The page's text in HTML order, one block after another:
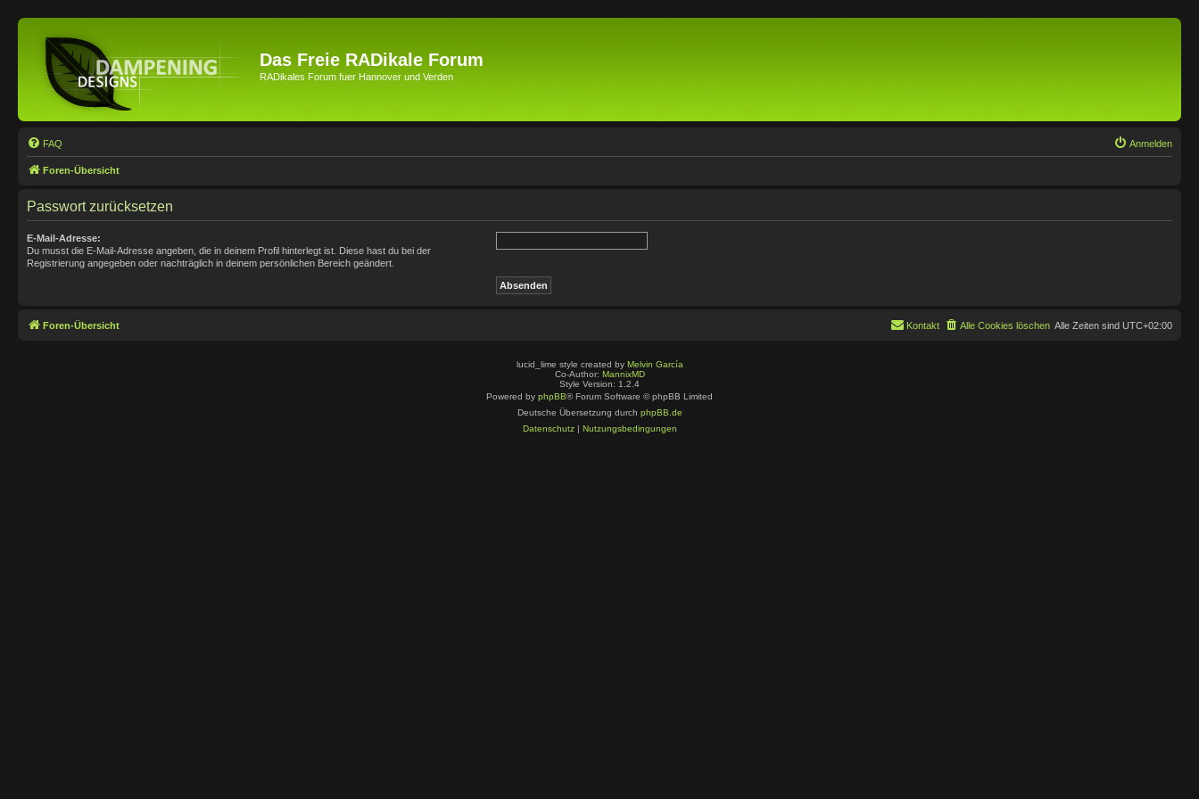
Das Freie RADikale Forum
RADikales Forum fuer Hannover und Verden
FAQ Anmelden
Foren-Übersicht
Passwort zurücksetzen
E-Mail-Adresse:
Du musst die E-Mail-Adresse angeben, die in deinem Profil hinterlegt ist. Diese hast du bei der
Registrierung angegeben oder nachträglich in deinem persönlichen Bereich geändert.
Foren-Übersicht Alle Zeiten sind UTC+02:00
Alle Cookies löschen
Kontakt
lucid_lime style created by Melvin García
Co-Author: MannixMD
Style Version: 1.2.4
Powered by phpBB® Forum Software © phpBB Limited
Deutsche Übersetzung durch phpBB.de
Datenschutz| Nutzungsbedingungen